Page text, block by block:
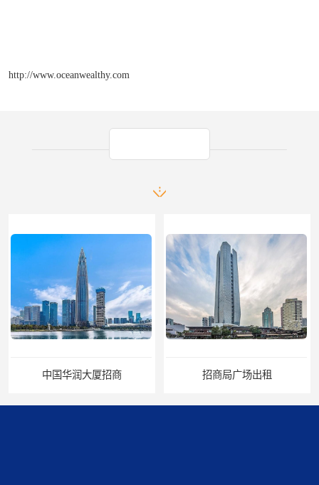
http://www.oceanwealthy.com
中国华润大厦招商 招商局广场出租